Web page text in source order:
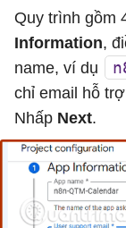
Quy trình gồm
Information,
name, ví dụ
chỉ email hỗ
Nhấp Next.